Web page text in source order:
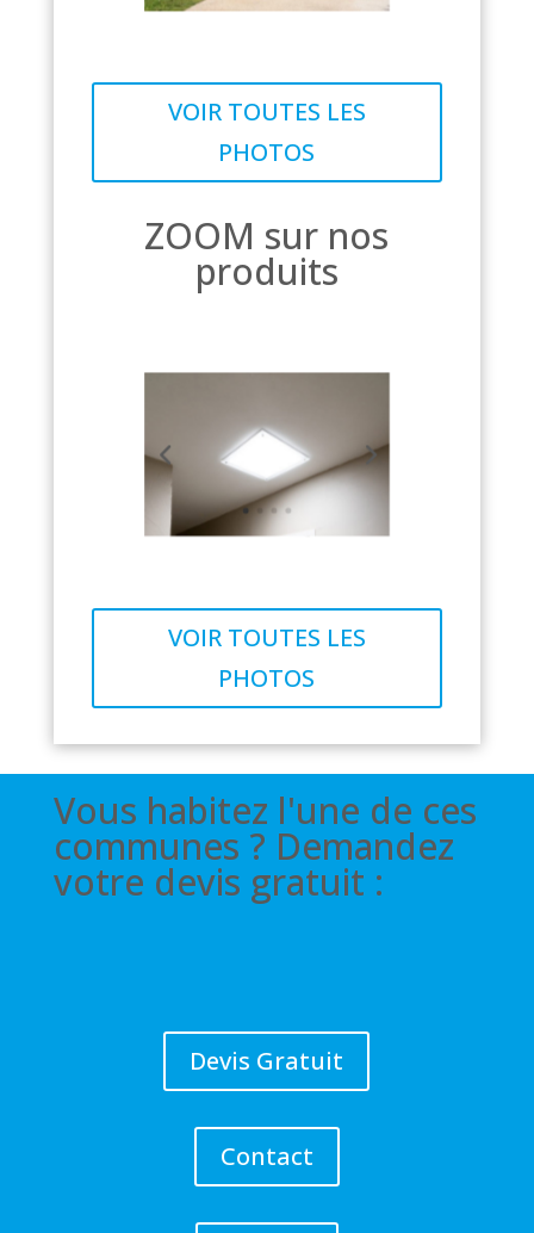
VOIR TOUTES LES
PHOTOS
ZOOM sur nos
produits
VOIR TOUTES LES
PHOTOS
Vous habitez l'une de ces
communes ? Demandez
votre devis gratuit :
Devis Gratuit
Contact